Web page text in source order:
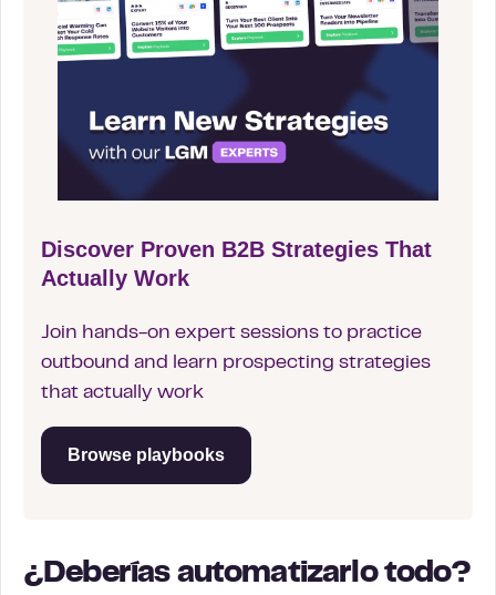
Discover Proven B2B Strategies That
Actually Work
Join hands-on expert sessions to practice
outbound and learn prospecting strategies
that actually work
Browse playbooks
¿Deberías automatizarlo todo?